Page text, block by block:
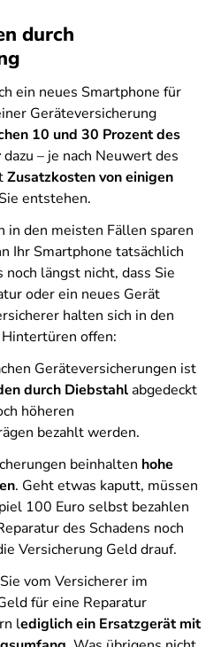
durch
ein neues Smartphone für
Geräteversicherung
10 und 30 Prozent des
dazu – je nach Neuwert des
Zusatzkosten von einigen
entstehen.
in den meisten Fällen sparen
Ihr Smartphone tatsächlich
längst nicht, dass Sie
oder ein neues Gerät
halten sich in den
offen:
Geräteversicherungen ist
durch Diebstahlabgedeckt
höheren
bezahlt werden.
beinhalten hohe
. Geht etwas kaputt, müssen
100 Euro selbst bezahlen
des Schadens noch
Versicherung Geld drauf.
vom Versicherer im
für eine Reparatur
lediglich ein Ersatzgerät mit